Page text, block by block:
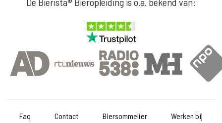
Faq Contact Biersommelier Werken bij